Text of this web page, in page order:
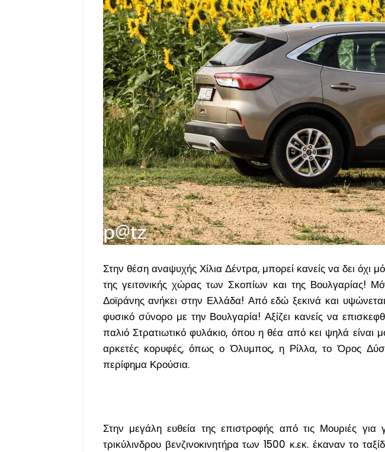
Στην θέση αναψυχής Χίλια Δέντρα, μπορεί κανείς να δει όχι
της γειτονικής χώρας των Σκοπίων και της Βουλγαρίας!
Δοϊράνης ανήκει στην Ελλάδα! Από εδώ ξεκινά και
φυσικό σύνορο με την Βουλγαρία! Αξίζει κανείς να
παλιό Στρατιωτικό φυλάκιο, όπου η θέα από κει ψηλά είναι
αρκετές κορυφές, όπως ο Όλυμπος, η Ρίλλα, το Όρος
περίφημα Κρούσια.
Στην μεγάλη ευθεία της επιστροφής από τις Μουριές
τρικύλινδρου βενζινοκινητήρα των 1500 κ.εκ. έκαναν το